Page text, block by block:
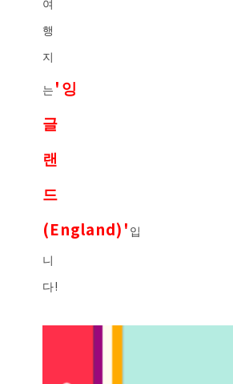
여
행
지
는 '잉
글
랜
드
(England)' 입
니
다!